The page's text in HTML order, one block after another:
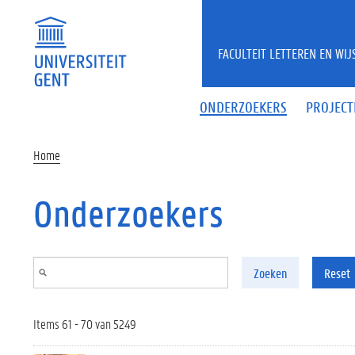
ONDERZOEKERS
FACULTEIT LETTEREN EN
Home
Onderzoekers
Zoeken Reset
Items 61 - 70 van 5249